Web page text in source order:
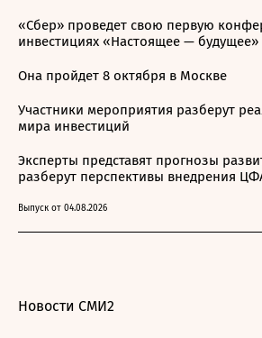
«Сбер» проведет свою первую
инвестициях «Настоящее — будущее»
Она пройдет 8 октября в Москве
Участники мероприятия разберут
мира инвестиций
Эксперты представят прогнозы
разберут перспективы внедрения
Выпуск от 04.08.2026
Новости СМИ2